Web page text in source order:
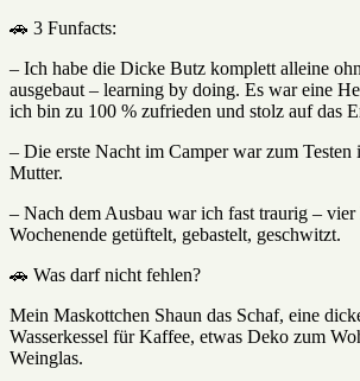
🚗 3 Funfacts:
– Ich habe die Dicke Butz komplett alleine
ausgebaut – learning by doing. Es war eine
ich bin zu 100 % zufrieden und stolz auf das
– Die erste Nacht im Camper war zum
Mutter.
– Nach dem Ausbau war ich fast traurig – vier
Wochenende getüftelt, gebastelt, geschwitzt.
🚗 Was darf nicht fehlen?
Mein Maskottchen Shaun das Schaf, eine
Wasserkessel für Kaffee, etwas Deko zum
Weinglas.